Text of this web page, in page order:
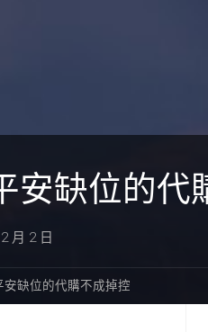
安缺位的代
月 2 日
缺位的代購不成掉控